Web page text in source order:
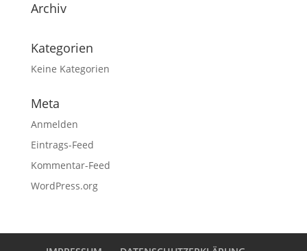
Archiv
Kategorien
Keine Kategorien
Meta
Anmelden
Eintrags-Feed
Kommentar-Feed
WordPress.org